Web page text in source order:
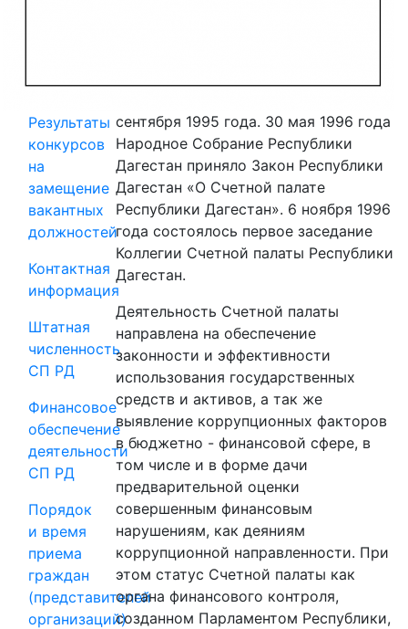
службу
Результаты
конкурсов
на
замещение
вакантных
должностей
Контактная
информация
Штатная
численность
СП РД
Финансовое
обеспечение
деятельности
СП РД
Порядок
и время
приема
граждан
(представителей
организаций)
сентября 1995 года. 30 мая 1996 года
Народное Собрание Республики
Дагестан приняло Закон Республики
Дагестан «О Счетной палате
Республики Дагестан». 6 ноября 1996
года состоялось первое заседание
Коллегии Счетной палаты Республики
Дагестан.
Деятельность Счетной палаты
направлена на обеспечение
законности и эффективности
использования государственных
средств и активов, а так же
выявление коррупционных факторов
в бюджетно - финансовой сфере, в
том числе и в форме дачи
предварительной оценки
совершенным финансовым
нарушениям, как деяниям
коррупционной направленности. При
этом статус Счетной палаты как
органа финансового контроля,
созданном Парламентом Республики,